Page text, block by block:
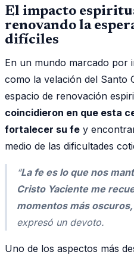
El impacto
renovando la
difíciles
En un mundo marcado por
como la velación del Santo
espacio de renovación
coincidieron en que esta
fortalecer su fe y
medio de las dificultades
“La fe es lo que nos
Cristo Yaciente me
momentos más
expresó un devoto.
Uno de los aspectos más